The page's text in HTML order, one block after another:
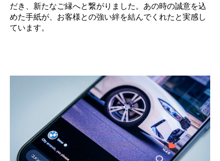
だき、新たなご縁へと繋がりました。あの時の誠意を込
めた手紙が、お客様との強い絆を結んでくれたと実感し
ています。